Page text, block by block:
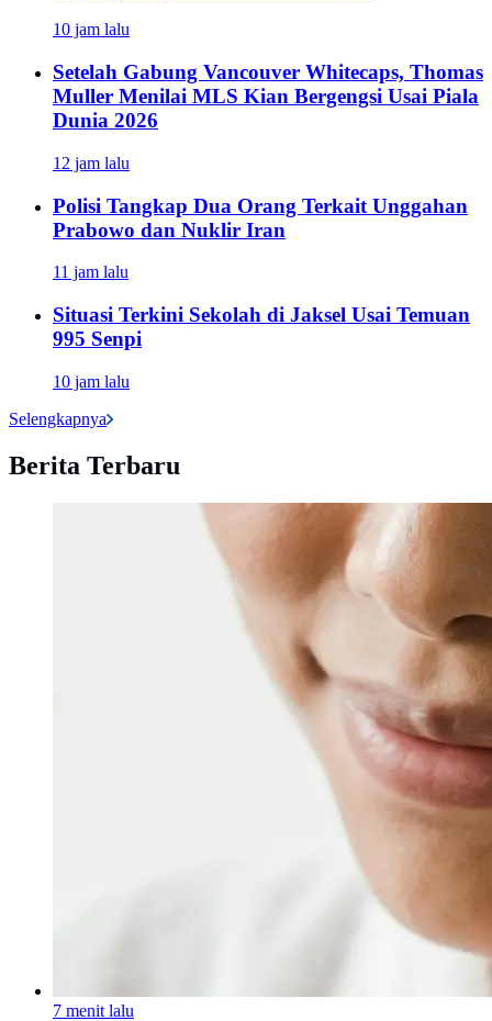
10 jam lalu
Setelah Gabung Vancouver Whitecaps, Thomas
Muller Menilai MLS Kian Bergengsi Usai Piala
Dunia 2026
12 jam lalu
Polisi Tangkap Dua Orang Terkait Unggahan
Prabowo dan Nuklir Iran
11 jam lalu
Situasi Terkini Sekolah di Jaksel Usai Temuan
995 Senpi
10 jam lalu
Selengkapnya
Berita Terbaru
7 menit lalu